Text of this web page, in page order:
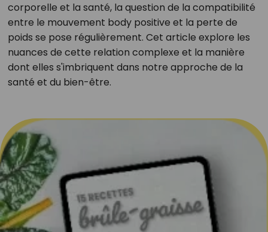
corporelle et la santé, la question de la compatibilité
entre le mouvement body positive et la perte de
poids se pose régulièrement. Cet article explore les
nuances de cette relation complexe et la manière
dont elles s'imbriquent dans notre approche de la
santé et du bien-être.